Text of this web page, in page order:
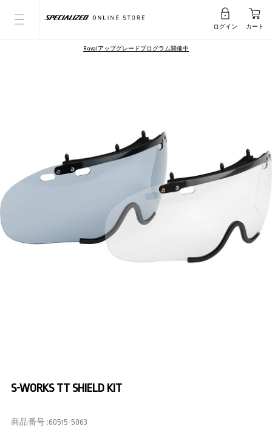
ログイン カート
Rovalアップグレードプログラム開催中
S-WORKS TT SHIELD KIT
商品番号 :60515-5063